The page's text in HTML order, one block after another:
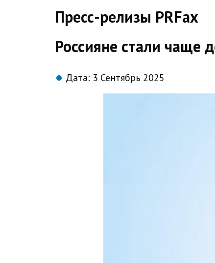
Пресс-релизы PRFax
Россияне стали чаще
Дата: 3 Сентябрь 2025